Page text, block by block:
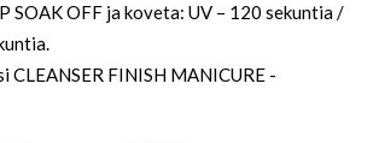
SOAK OFF ja koveta: UV – 120 sekuntia /
CLEANSER FINISH MANICURE -